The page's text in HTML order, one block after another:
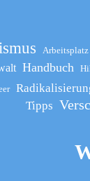
Arbeitsplatz
Handbuch
Tipps